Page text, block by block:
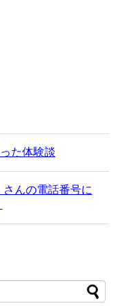
た体験談
んの電話番号に